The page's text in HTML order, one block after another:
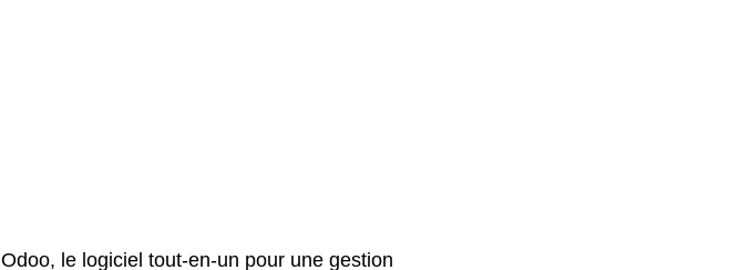
Odoo, le logiciel tout-en-un pour une gestion